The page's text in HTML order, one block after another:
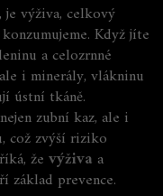
výživa, celkový
. Když jíte
a celozrnné
i minerály, vlákninu
ústní tkáně.
zubní kaz, ale i
což zvýší riziko
že výživa a
základ prevence.